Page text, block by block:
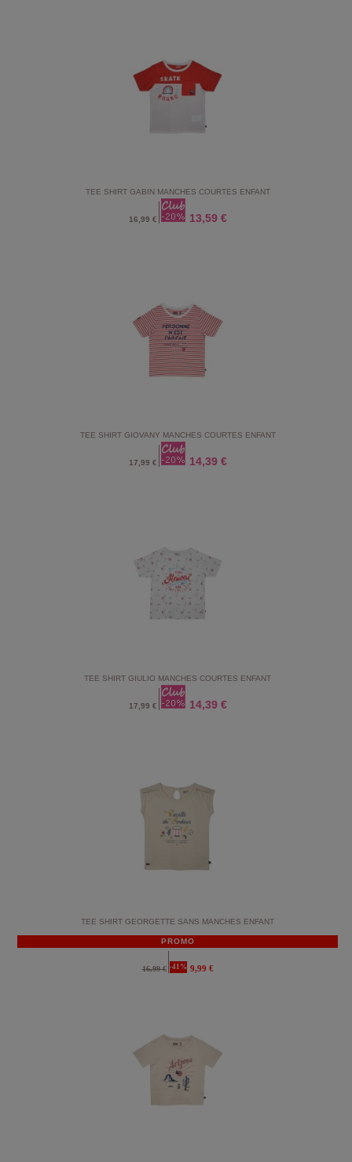
TEE SHIRT GABIN MANCHES COURTES ENFANT
16,99 € 13,59 €
TEE SHIRT GIOVANY MANCHES COURTES ENFANT
17,99 € 14,39 €
TEE SHIRT GIULIO MANCHES COURTES ENFANT
17,99 € 14,39 €
TEE SHIRT GEORGETTE SANS MANCHES ENFANT
PROMO
16,99 € -41% 9,99 €